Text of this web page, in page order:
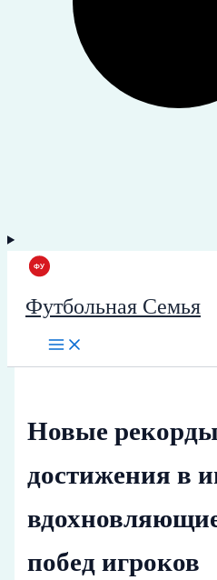
Футбольная Семья
Новые
достижения в
побед игроков